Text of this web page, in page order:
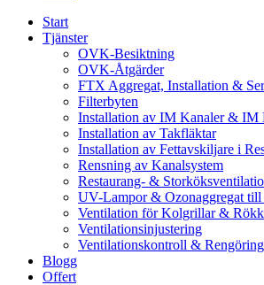
Start
Tjänster
OVK-Besiktning
OVK-Åtgärder
FTX Aggregat, Installation &
Filterbyten
Installation av IM Kanaler & IM
Installation av Takfläktar
Installation av Fettavskiljare i
Rensning av Kanalsystem
Restaurang- &
UV-Lampor & Ozonaggregat till
Ventilation för Kolgrillar &
Ventilationsinjustering
Ventilationskontroll & Rengöring
Blogg
Offert